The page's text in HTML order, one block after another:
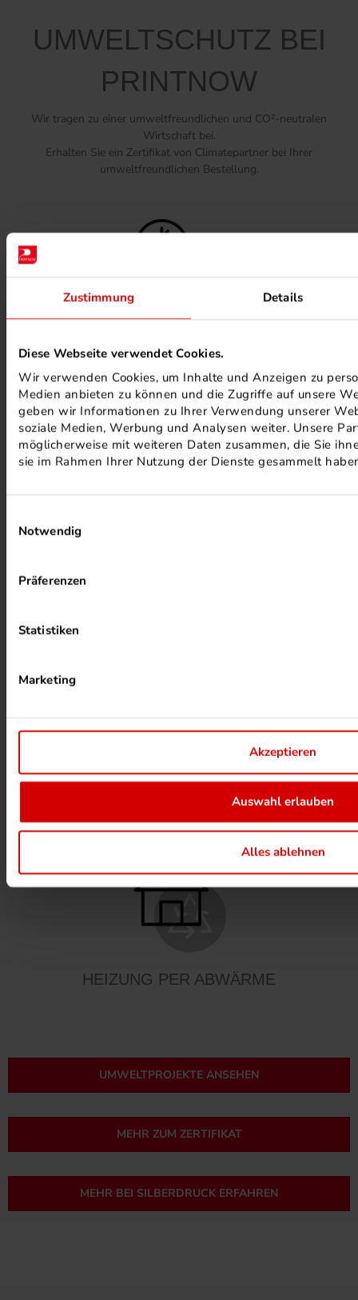
Zustimmung Details
Diese Webseite verwendet Cookies.
Wir verwenden Cookies, um Inhalte und Anzeigen zu
Medien anbieten zu können und die Zugriffe auf unsere
geben wir Informationen zu Ihrer Verwendung unserer
soziale Medien, Werbung und Analysen weiter. Unsere
möglicherweise mit weiteren Daten zusammen, die Sie
sie im Rahmen Ihrer Nutzung der Dienste gesammelt
Notwendig
Präferenzen
Statistiken
Marketing
Akzeptieren
Auswahl erlauben
Alles ablehnen
UMWELTSCHUTZ BEI
PRINTNOW
Wir tragen zu einer umweltfreundlichen und CO²-neutralen
Wirtschaft bei.
Erhalten Sie ein Zertifikat von Climatepartner bei Ihrer
umweltfreundlichen Bestellung.
MINERALÖLFREIE FARBEN
ALKOHOLFREIER DRUCK
HEIZUNG PER ABWÄRME
UMWELTPROJEKTE ANSEHEN
MEHR ZUM ZERTIFIKAT
MEHR BEI SILBERDRUCK ERFAHREN